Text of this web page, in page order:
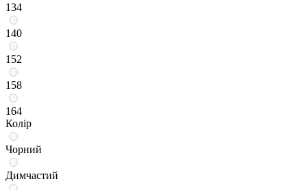
134
140
152
158
164
Колір
Чорний
Димчастий